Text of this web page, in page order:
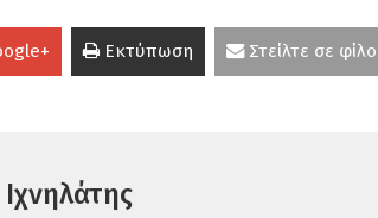
Εκτύπωση Στείλτε σε φίλο